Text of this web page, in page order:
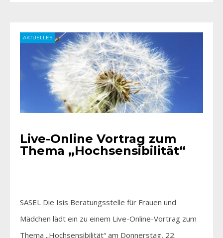
AKTUELLES
Live-Online Vortrag zum
Thema „Hochsensibilität“
SASEL Die Isis Beratungsstelle für Frauen und
Mädchen lädt ein zu einem Live-Online-Vortrag zum
Thema „Hochsensibilität“ am Donnerstag, 22.